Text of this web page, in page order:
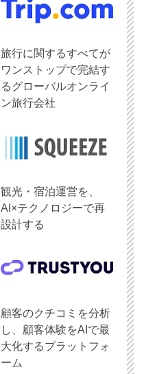
旅行に関するすべてが
ワンストップで完結す
るグローバルオンライ
ン旅行会社
観光・宿泊運営を、
AI×テクノロジーで再
設計する
顧客のクチコミを分析
し、顧客体験をAIで最
大化するプラットフォ
ーム